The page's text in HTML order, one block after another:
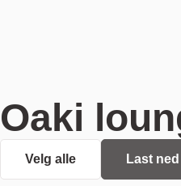
Oaki
Velg alle Last